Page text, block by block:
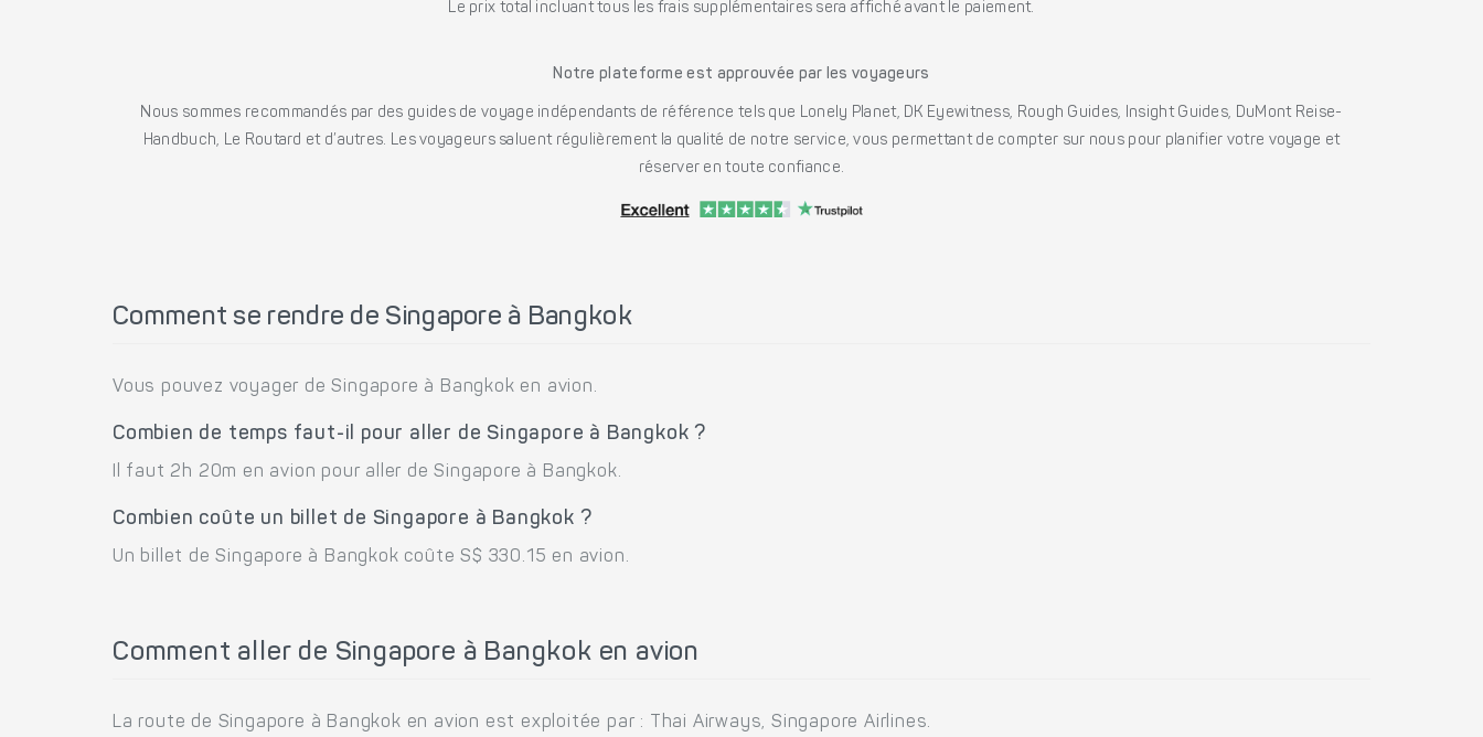
Le prix total incluant tous les frais supplémentaires sera affiché avant le paiement.
Notre plateforme est approuvée par les voyageurs
Nous sommes recommandés par des guides de voyage indépendants de référence tels que Lonely Planet, DK Eyewitness, Rough Guides, Insight Guides, DuMont Reise-
Handbuch, Le Routard et d’autres. Les voyageurs saluent régulièrement la qualité de notre service, vous permettant de compter sur nous pour planifier votre voyage et
réserver en toute confiance.
Comment se rendre de Singapore à Bangkok
Vous pouvez voyager de Singapore à Bangkok en avion.
Combien de temps faut-il pour aller de Singapore à Bangkok ?
Il faut 2h 20m en avion pour aller de Singapore à Bangkok.
Combien coûte un billet de Singapore à Bangkok ?
Un billet de Singapore à Bangkok coûte S$ 330.15 en avion.
Comment aller de Singapore à Bangkok en avion
La route de Singapore à Bangkok en avion est exploitée par : Thai Airways, Singapore Airlines.